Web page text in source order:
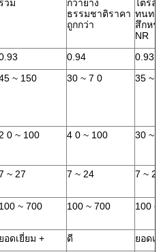
วม
กว่ายาง
ธรรมชาติราคา
ถูกกว่า
ไตรล์
ทนทา
สึกหร
NR
0.94
0.93
~ 150 30 ~ 7 0 35 ~
2 0 ~ 100 4 0 ~ 100 30 ~
~ 27 7 ~ 24 7 ~
100 ~ 700 100 ~ 700 100
ยอดเยี่ยม + ดี
ยอดเ